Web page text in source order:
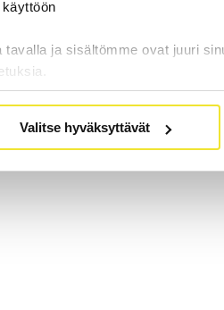
ja sisältömme ovat juuri
Valitse hyväksyttävät